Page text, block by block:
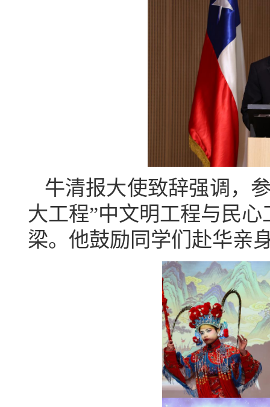
牛清报大使致辞强调，
大工程”中文明工程与民
梁。他鼓励同学们赴华亲